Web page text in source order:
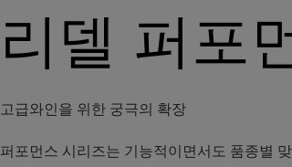
리델 퍼포
고급와인을 위한 궁극의 확장
퍼포먼스 시리즈는 기능적이면서도 품종별